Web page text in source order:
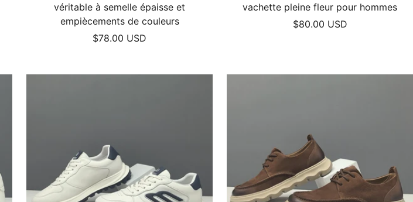
véritable à semelle épaisse et
empiècements de couleurs
Prix
$78.00 USD
vachette pleine fleur pour hommes
Prix
$80.00 USD